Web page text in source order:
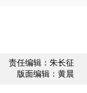
责任编辑：朱长征
版面编辑：黄晨